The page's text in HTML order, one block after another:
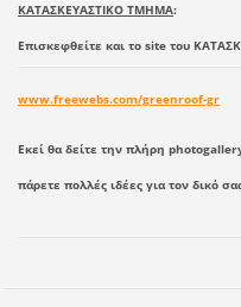
ΚΑΤΑΣΚΕΥΑΣΤΙΚΟ ΤΜΗΜΑ:
Επισκεφθείτε και το site του
www.freewebs.com/greenroof-gr
Εκεί θα δείτε την πλήρη
πάρετε πολλές ιδέες για τον δικό